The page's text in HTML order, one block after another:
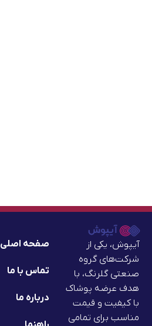
آیپوش، یکی از
شرکت‌های گروه
صنعتی گلرنگ، با
هدف عرضه پوشاک
با کیفیت و قیمت
مناسب برای تمامی
صفحه اصلی
تماس با ما
درباره ما